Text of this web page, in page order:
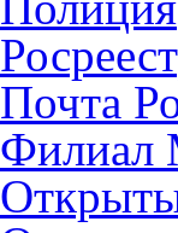
Почта